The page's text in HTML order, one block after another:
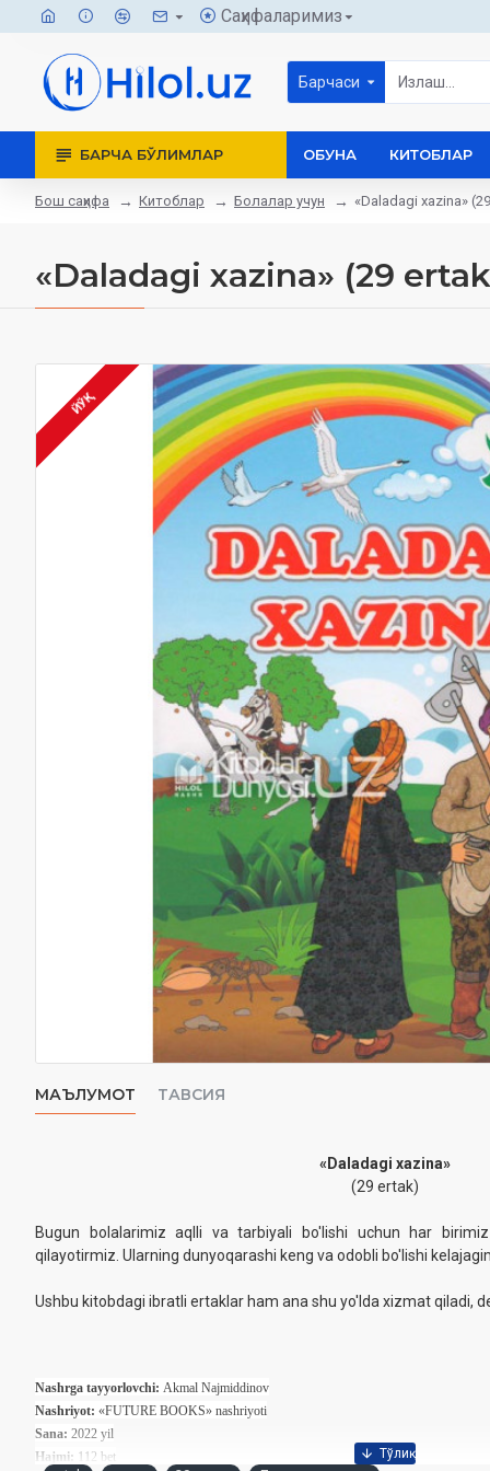
Саҳифаларимиз
Барчаси
БАРЧА БЎЛИМЛАР ОБУНА КИТОБЛАР
Бош саҳифа Китоблар Болалар учун «Daladagi xazina»
«Daladagi xazina» (29
ЙЎҚ
МАЪЛУМОТ ТАВСИЯ
«Daladagi xazina»
(29 ertak)
Bugun bolalarimiz aqlli va tarbiyali bo'lishi uchun har
qilayotirmiz. Ularning dunyoqarashi keng va odobli bo'lishi
Ushbu kitobdagi ibratli ertaklar ham ana shu yo'lda xizmat qiladi,
Nashrga tayyorlovchi: Akmal Najmiddinov
Nashriyot: «FUTURE BOOKS» nashriyoti
Sana: 2022 yil
Hajmi: 112 bet